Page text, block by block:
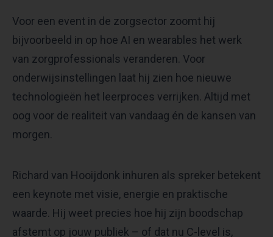
Voor een event in de zorgsector zoomt hij
bijvoorbeeld in op hoe AI en wearables het werk
van zorgprofessionals veranderen. Voor
onderwijsinstellingen laat hij zien hoe nieuwe
technologieën het leerproces verrijken. Altijd met
oog voor de realiteit van vandaag én de kansen van
morgen.
Richard van Hooijdonk inhuren als spreker betekent
een keynote met visie, energie en praktische
waarde. Hij weet precies hoe hij zijn boodschap
afstemt op jouw publiek – of dat nu C-level is,